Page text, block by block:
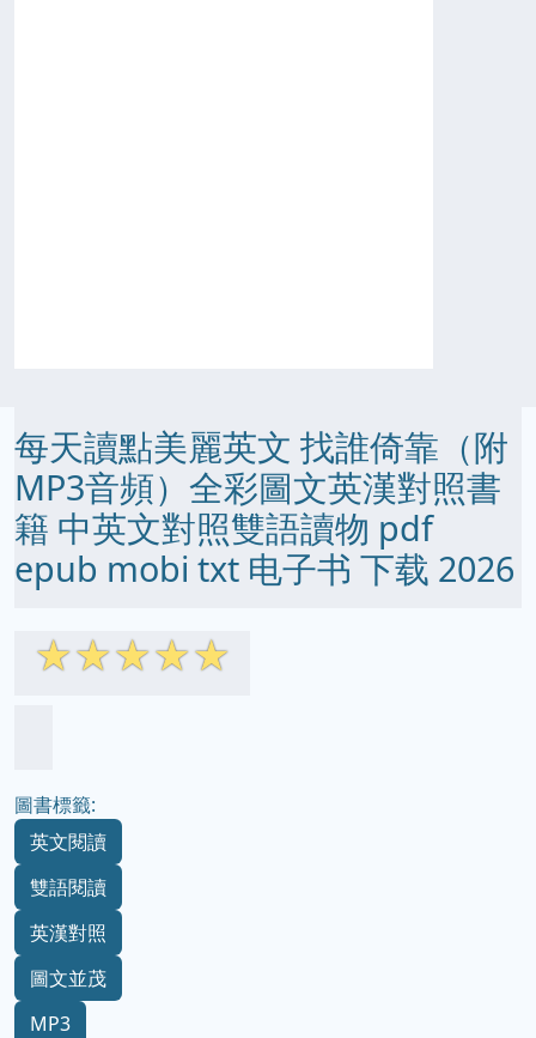
每天讀點美麗英文 找誰倚靠（附
MP3音頻）全彩圖文英漢對照書
籍 中英文對照雙語讀物 pdf
epub mobi txt 电子书 下载 2026
☆☆☆☆☆
圖書標籤:
英文閱讀
雙語閱讀
英漢對照
圖文並茂
MP3